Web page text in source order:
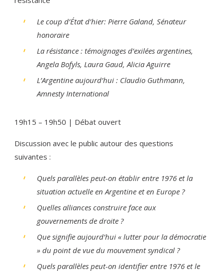
Le coup d’État d’hier: Pierre Galand, Sénateur
honoraire
La résistance : témoignages d’exilées argentines,
Angela Bofyls, Laura Gaud, Alicia Aguirre
L’Argentine aujourd’hui : Claudio Guthmann,
Amnesty International
19h15 – 19h50 | Débat ouvert
Discussion avec le public autour des questions
suivantes :
Quels parallèles peut-on établir entre 1976 et la
situation actuelle en Argentine et en Europe ?
Quelles alliances construire face aux
gouvernements de droite ?
Que signifie aujourd’hui « lutter pour la démocratie
» du point de vue du mouvement syndical ?
Quels parallèles peut-on identifier entre 1976 et le